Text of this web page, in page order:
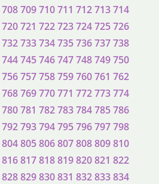
708709710711 712713714
720721 722723724725726
732733734735736737738
744745746747748749750
756757758759760761 762
768769770771 772773774
780781 782783784785786
792793794795796797798
804805806807808809810
816817818819820821 822
828829830831 832833834